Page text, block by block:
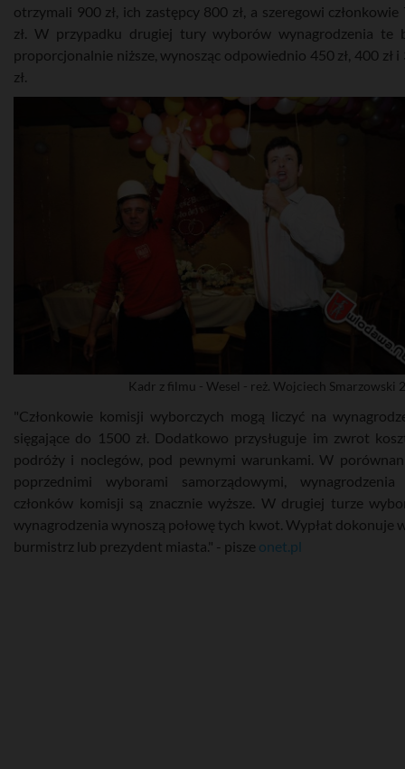
otrzymali 900 zł, ich zastępcy 800 zł, a szeregowi członkowie
zł. W przypadku drugiej tury wyborów wynagrodzenia te
proporcjonalnie niższe, wynosząc odpowiednio 450 zł, 400 zł i
zł.
Kadr z filmu - Wesel - reż. Wojciech Smarzowski
"Członkowie komisji wyborczych mogą liczyć na
sięgające do 1500 zł. Dodatkowo przysługuje im zwrot
podróży i noclegów, pod pewnymi warunkami. W
poprzednimi wyborami samorządowymi,
członków komisji są znacznie wyższe. W drugiej turze
wynagrodzenia wynoszą połowę tych kwot. Wypłat dokonuje
burmistrz lub prezydent miasta." - pisze onet.pl